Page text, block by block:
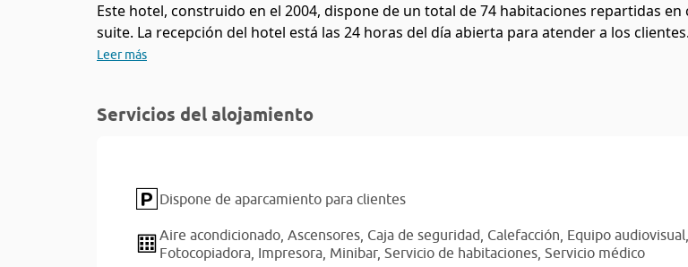
Este hotel, construido en el 2004, dispone de un total de 74 habitaciones repartidas
suite. La recepción del hotel está las 24 horas del día abierta para atender a los
Leer más
Servicios del alojamiento
Dispone de aparcamiento para clientes
Aire acondicionado, Ascensores, Caja de seguridad, Calefacción, Equipo audiovisual,
Fotocopiadora, Impresora, Minibar, Servicio de habitaciones, Servicio médico